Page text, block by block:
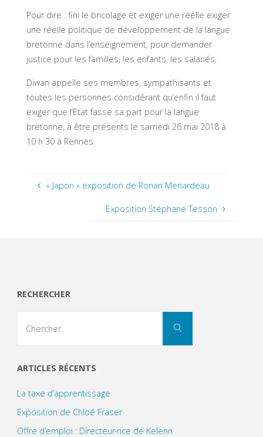
Pour dire : fini le bricolage et exiger une réelle exiger
une réelle politique de développement de la langue
bretonne dans l’enseignement, pour demander
justice pour les familles, les enfants, les salariés.
Diwan appelle ses membres, sympathisants et
toutes les personnes considérant qu’enfin il faut
exiger que l’Etat fasse sa part pour la langue
bretonne, à être présents le samedi 26 mai 2018 à
10 h 30 à Rennes.
« Japon » exposition de Ronan Menardeau
Exposition Stéphane Tesson
RECHERCHER
Chercher
ARTICLES RÉCENTS
La taxe d’apprentissage
Exposition de Chloé Fraser
Offre d’emploi : Directeur·rice de Kelenn